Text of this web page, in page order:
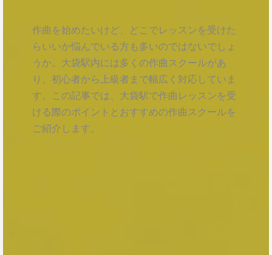
作曲を始めたいけど、どこでレッスンを受けた
らいいか悩んでいる方も多いのではないでしょ
うか。大袋駅内には多くの作曲スクールがあ
り、初心者から上級者まで幅広く対応していま
す。この記事では、大袋駅で作曲レッスンを受
ける際のポイントとおすすめの作曲スクールを
ご紹介します。